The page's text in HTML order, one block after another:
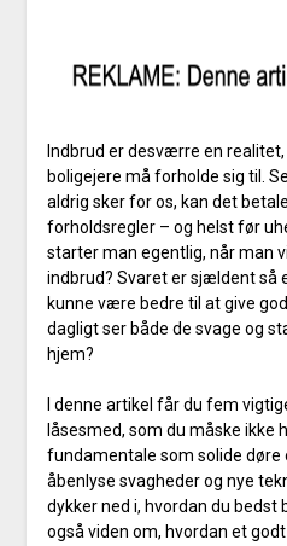
Indbrud er desværre en
boligejere må forholde sig til.
aldrig sker for os, kan det
forholdsregler – og helst før
starter man egentlig, når man
indbrud? Svaret er sjældent så
kunne være bedre til at give
dagligt ser både de svage og
hjem?
I denne artikel får du fem
låsesmed, som du måske ikke
fundamentale som solide døre
åbenlyse svagheder og nye
dykker ned i, hvordan du bedst
også viden om, hvordan et